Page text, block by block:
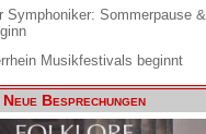
Symphoniker: Sommerpause &
Musikfestivals beginnt
Neue Besprechungen